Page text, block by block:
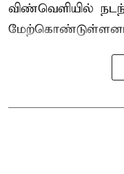
விண்வெளியில்